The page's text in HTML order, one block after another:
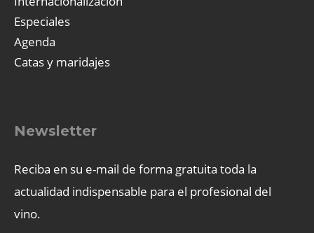
Especiales
Agenda
Catas y maridajes
Newsletter
Reciba en su e-mail de forma gratuita toda la
actualidad indispensable para el profesional del
vino.